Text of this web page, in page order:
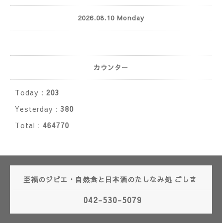
2026.08.10 Monday
カウンター
Today : 203
Yesterday : 380
Total : 464770
至福のジビエ・自然食と日本酒のたしなみ処 ごしま
042-530-5079